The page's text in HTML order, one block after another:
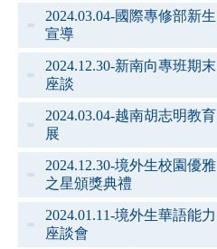
2024.03.04-國際專修部新生
宣導
2024.12.30-新南向專班期末
座談
2024.03.04-越南胡志明教育
展
2024.12.30-境外生校園優雅
之星頒獎典禮
2024.01.11-境外生華語能力
座談會